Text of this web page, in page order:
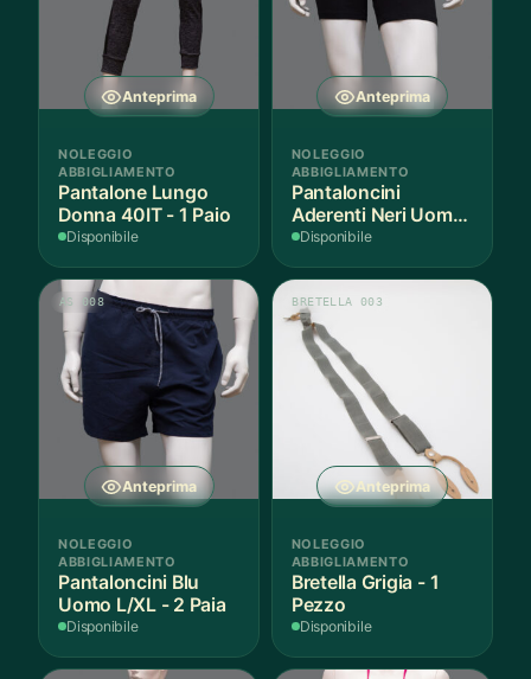
Anteprima
NOLEGGIO
ABBIGLIAMENTO
Pantalone Lungo
Donna 40IT - 1 Paio
Disponibile
Anteprima
NOLEGGIO
ABBIGLIAMENTO
Pantaloncini
Aderenti Neri Uomo
S - 2 Paia
Disponibile
Anteprima
AS 008
NOLEGGIO
ABBIGLIAMENTO
Pantaloncini Blu
Uomo L/XL - 2 Paia
Disponibile
Anteprima
BRETELLA 003
NOLEGGIO
ABBIGLIAMENTO
Bretella Grigia - 1
Pezzo
Disponibile